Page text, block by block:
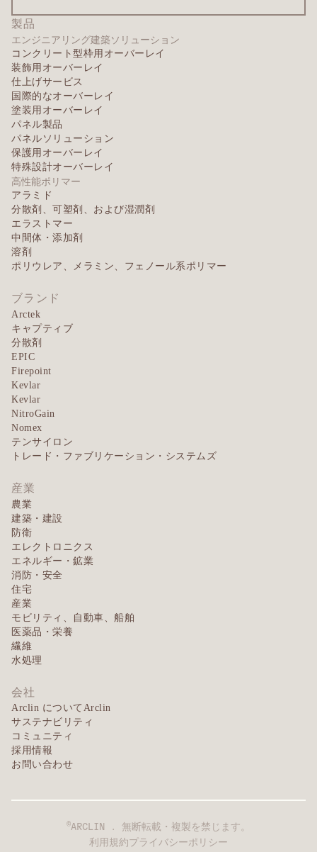
製品
エンジニアリング建築ソリューション
コンクリート型枠用オーバーレイ
装飾用オーバーレイ
仕上げサービス
国際的なオーバーレイ
塗装用オーバーレイ
パネル製品
パネルソリューション
保護用オーバーレイ
特殊設計オーバーレイ
高性能ポリマー
アラミド
分散剤、可塑剤、および湿潤剤
エラストマー
中間体・添加剤
溶剤
ポリウレア、メラミン、フェノール系ポリマー
ブランド
Arctek
キャプティブ
分散剤
EPIC
Firepoint
Kevlar
Kevlar
NitroGain
Nomex
テンサイロン
トレード・ファブリケーション・システムズ
産業
農業
建築・建設
防衛
エレクトロニクス
エネルギー・鉱業
消防・安全
住宅
産業
モビリティ、自動車、船舶
医薬品・栄養
繊維
水処理
会社
Arclin についてArclin
サステナビリティ
コミュニティ
採用情報
お問い合わせ
利用規約プライバシーポリシー
©ARCLIN . 無断転載・複製を禁じます。